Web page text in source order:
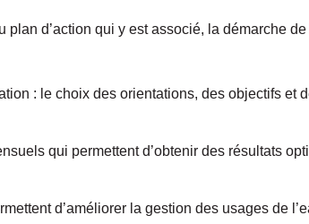
d’action qui y est associé, la démarche de
: le choix des orientations, des objectifs et
qui permettent d’obtenir des résultats
d’améliorer la gestion des usages de